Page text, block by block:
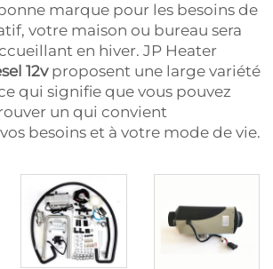
marque pour les besoins de
votre maison ou bureau sera
en hiver. JP Heater
12vproposent une large variété
qui signifie que vous pouvez
un qui convient
besoins et à votre mode de vie.